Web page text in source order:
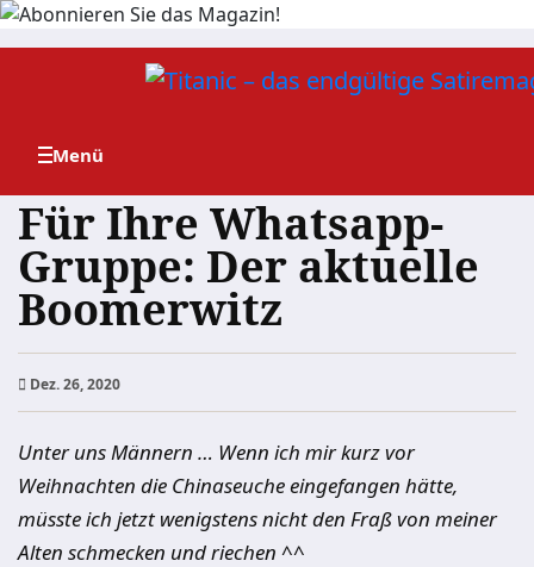
Zum
Für Ihre Whatsapp-
Gruppe: Der aktuelle
Boomerwitz
Dez. 26, 2020
Unter uns Männern … Wenn ich mir kurz vor
Weihnachten die Chinaseuche eingefangen hätte,
müsste ich jetzt wenigstens nicht den Fraß von meiner
Alten schmecken und riechen ^^